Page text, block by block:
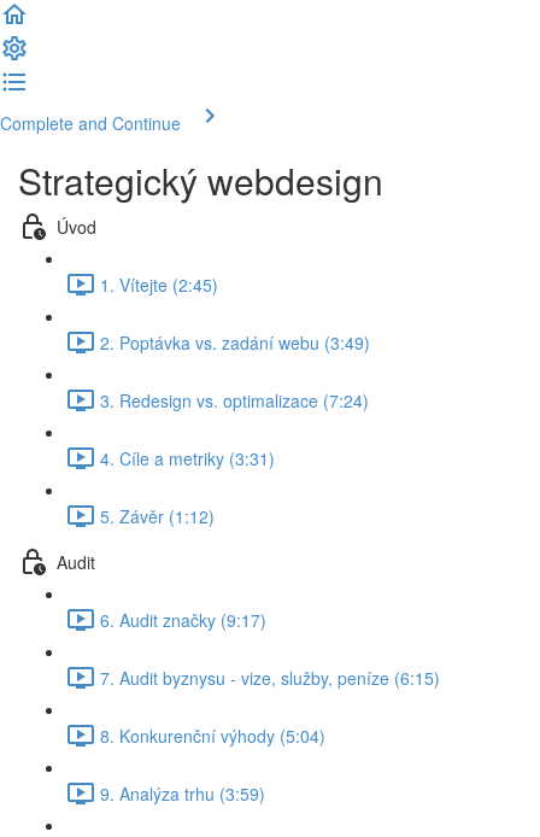
Complete and Continue
Strategický webdesign
Úvod
1. Vítejte (2:45)
2. Poptávka vs. zadání webu (3:49)
3. Redesign vs. optimalizace (7:24)
4. Cíle a metriky (3:31)
5. Závěr (1:12)
Audit
6. Audit značky (9:17)
7. Audit byznysu - vize, služby, peníze (6:15)
8. Konkurenční výhody (5:04)
9. Analýza trhu (3:59)